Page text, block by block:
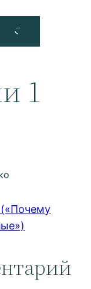
Facebook
1
(«Почему